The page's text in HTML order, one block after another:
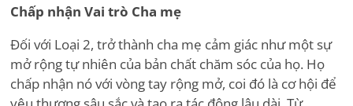
Chấp nhận Vai trò Cha mẹ
Đối với Loại 2, trở thành cha mẹ cảm giác như một sự
mở rộng tự nhiên của bản chất chăm sóc của họ. Họ
chấp nhận nó với vòng tay rộng mở, coi đó là cơ hội để